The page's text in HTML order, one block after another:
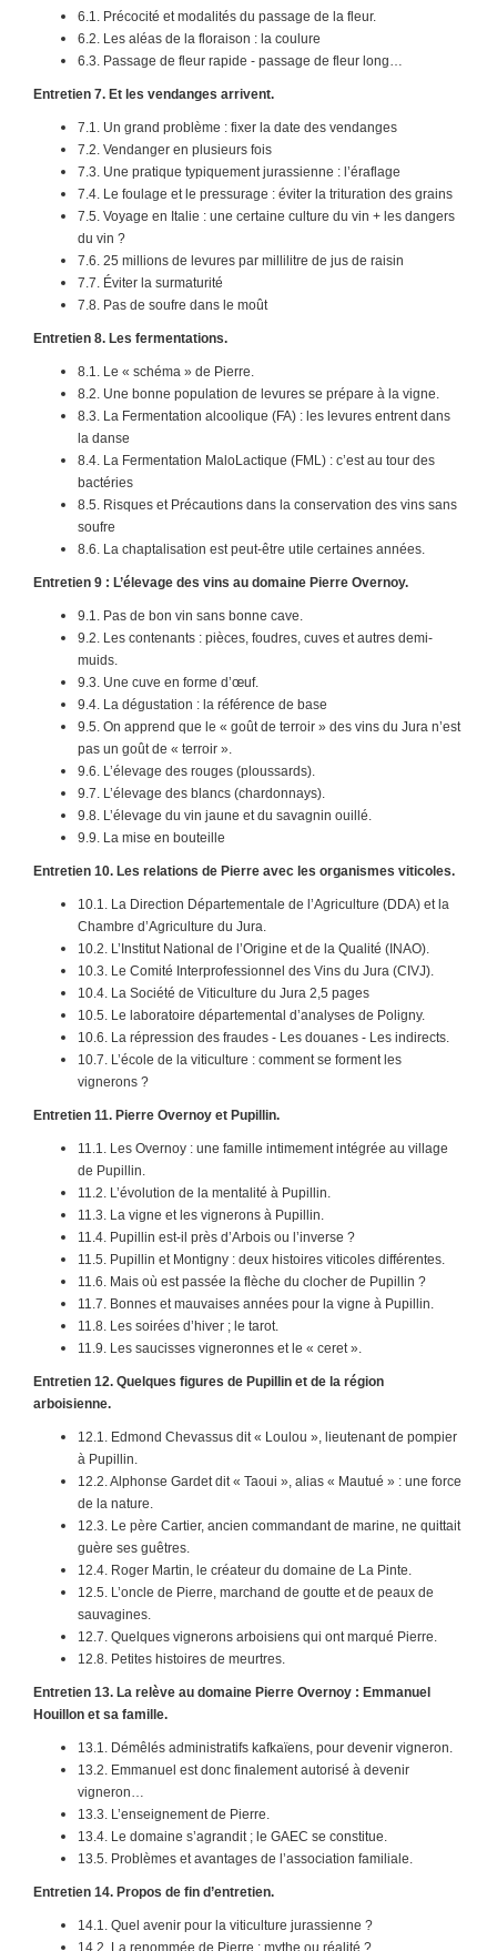
6.1. Précocité et modalités du passage de la fleur.
6.2. Les aléas de la floraison : la coulure
6.3. Passage de fleur rapide - passage de fleur long…
Entretien 7. Et les vendanges arrivent.
7.1. Un grand problème : fixer la date des vendanges
7.2. Vendanger en plusieurs fois
7.3. Une pratique typiquement jurassienne : l’éraflage
7.4. Le foulage et le pressurage : éviter la trituration des grains
7.5. Voyage en Italie : une certaine culture du vin + les dangers
du vin ?
7.6. 25 millions de levures par millilitre de jus de raisin
7.7. Éviter la surmaturité
7.8. Pas de soufre dans le moût
Entretien 8. Les fermentations.
8.1. Le « schéma » de Pierre.
8.2. Une bonne population de levures se prépare à la vigne.
8.3. La Fermentation alcoolique (FA) : les levures entrent dans
la danse
8.4. La Fermentation MaloLactique (FML) : c’est au tour des
bactéries
8.5. Risques et Précautions dans la conservation des vins sans
soufre
8.6. La chaptalisation est peut-être utile certaines années.
Entretien 9 : L’élevage des vins au domaine Pierre Overnoy.
9.1. Pas de bon vin sans bonne cave.
9.2. Les contenants : pièces, foudres, cuves et autres demi-
muids.
9.3. Une cuve en forme d’œuf.
9.4. La dégustation : la référence de base
9.5. On apprend que le « goût de terroir » des vins du Jura n’est
pas un goût de « terroir ».
9.6. L’élevage des rouges (ploussards).
9.7. L’élevage des blancs (chardonnays).
9.8. L’élevage du vin jaune et du savagnin ouillé.
9.9. La mise en bouteille
Entretien 10. Les relations de Pierre avec les organismes viticoles.
10.1. La Direction Départementale de l’Agriculture (DDA) et la
Chambre d’Agriculture du Jura.
10.2. L’Institut National de l’Origine et de la Qualité (INAO).
10.3. Le Comité Interprofessionnel des Vins du Jura (CIVJ).
10.4. La Société de Viticulture du Jura 2,5 pages
10.5. Le laboratoire départemental d’analyses de Poligny.
10.6. La répression des fraudes - Les douanes - Les indirects.
10.7. L’école de la viticulture : comment se forment les
vignerons ?
Entretien 11. Pierre Overnoy et Pupillin.
11.1. Les Overnoy : une famille intimement intégrée au village
de Pupillin.
11.2. L’évolution de la mentalité à Pupillin.
11.3. La vigne et les vignerons à Pupillin.
11.4. Pupillin est-il près d’Arbois ou l’inverse ?
11.5. Pupillin et Montigny : deux histoires viticoles différentes.
11.6. Mais où est passée la flèche du clocher de Pupillin ?
11.7. Bonnes et mauvaises années pour la vigne à Pupillin.
11.8. Les soirées d’hiver ; le tarot.
11.9. Les saucisses vigneronnes et le « ceret ».
Entretien 12. Quelques figures de Pupillin et de la région
arboisienne.
12.1. Edmond Chevassus dit « Loulou », lieutenant de pompier
à Pupillin.
12.2. Alphonse Gardet dit « Taoui », alias « Mautué » : une force
de la nature.
12.3. Le père Cartier, ancien commandant de marine, ne quittait
guère ses guêtres.
12.4. Roger Martin, le créateur du domaine de La Pinte.
12.5. L’oncle de Pierre, marchand de goutte et de peaux de
sauvagines.
12.7. Quelques vignerons arboisiens qui ont marqué Pierre.
12.8. Petites histoires de meurtres.
Entretien 13. La relève au domaine Pierre Overnoy : Emmanuel
Houillon et sa famille.
13.1. Démêlés administratifs kafkaïens, pour devenir vigneron.
13.2. Emmanuel est donc finalement autorisé à devenir
vigneron…
13.3. L’enseignement de Pierre.
13.4. Le domaine s’agrandit ; le GAEC se constitue.
13.5. Problèmes et avantages de l’association familiale.
Entretien 14. Propos de fin d’entretien.
14.1. Quel avenir pour la viticulture jurassienne ?
14.2. La renommée de Pierre : mythe ou réalité ?